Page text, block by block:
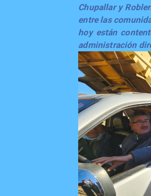
Chupallar y
entre las
hoy están
administración